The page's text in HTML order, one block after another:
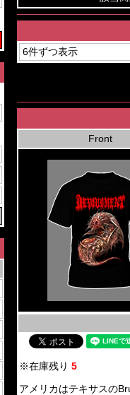
Front
※在庫残り 5
アメリカはテキサスの